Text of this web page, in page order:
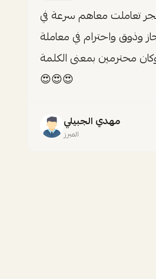
تعاملت معاهم سرعة في
وذوق واحترام في معاملة
وكان محترمين بمعنى الكلمة
😍😍😍
مهدي الجبيلي
المبرز